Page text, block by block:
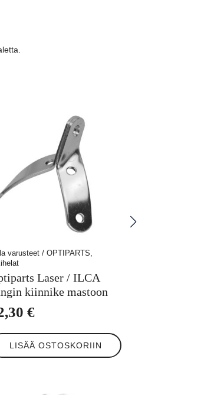
varusteet / OPTIPARTS,
Laser / ILCA
kiinnike mastoon
€
LISÄÄ OSTOSKORIIN